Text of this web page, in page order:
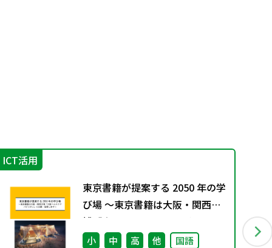
ICT活用
東京書籍が提案する 2050 年の学
び場 ～東京書籍は大阪・関西万
博「大阪ヘルスケア パビリオ
ン」に出展・協賛します～
小 中 高 他
国語